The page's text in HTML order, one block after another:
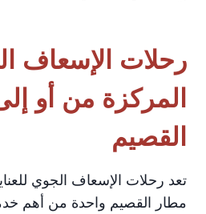
رحلات الإسعاف
المركزة من أو
القصيم
تعد رحلات الإسعاف الجوي
مطار القصيم واحدة من أهم